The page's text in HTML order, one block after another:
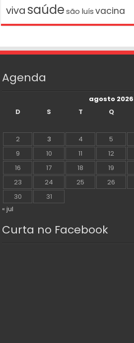
viva saúde são luís vacina
Agenda
agosto 2026
D
S T Q
2
3 4 5
9
10 11 12
16
17 18 19
23
24 25 26
30
31
« jul
Curta no Facebook